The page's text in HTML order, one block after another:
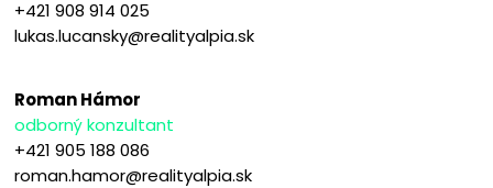
+421 908 914 025
lukas.lucansky@realityalpia.sk
Roman Hámor
odborný konzultant
+421 905 188 086
roman.hamor@realityalpia.sk